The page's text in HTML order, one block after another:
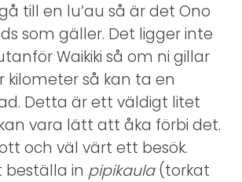
till en lu’au så är det Ono
som gäller. Det ligger inte
Waikiki så om ni gillar
så kan ta en
Detta är ett väldigt litet
vara lätt att åka förbi det.
och väl värt ett besök.
in pipikaula(torkat